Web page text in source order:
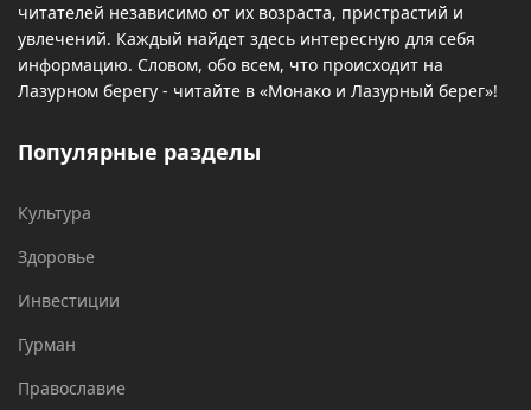
читателей независимо от их возраста, пристрастий и
увлечений. Каждый найдет здесь интересную для себя
информацию. Словом, обо всем, что происходит на
Лазурном берегу - читайте в «Монако и Лазурный берег»!
Популярные разделы
Культура
Здоровье
Инвестиции
Гурман
Православие